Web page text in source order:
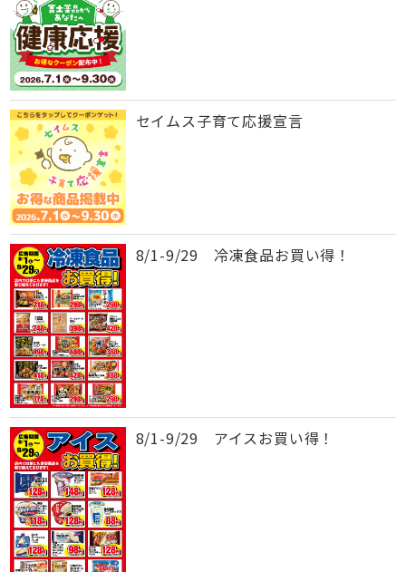
セイムス子育て応援宣言
8/1-9/29 冷凍食品お買い得！
8/1-9/29 アイスお買い得！